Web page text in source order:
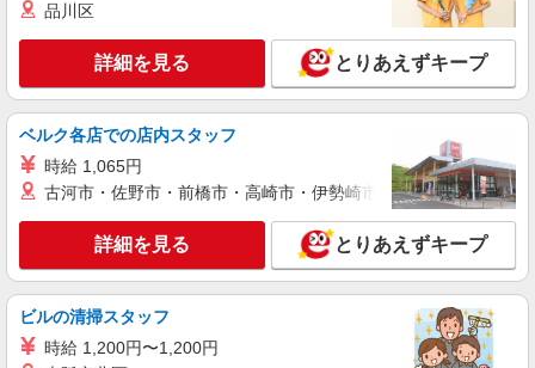
神奈川県横浜市保土ヶ谷区天王町1-30-14
キープ 詳細を見る
アルバイト パート
伝丸 天王町店
ラーメン店のホール・キッチン
時給1,250円＋交通費支給 ◆22時〜翌5時は時
給1,563円 ◆高校生は時給1,225円 ※研修中も給与
の変動なし
神奈川県横浜市保土ヶ谷区天王町1-30-14
アルバイト パート
品川区
詳細を見る とりあえずキープ
ベルク各店での店内スタッフ
時給 1,065円
古河市・佐野市・前橋市・高崎市・伊勢崎市・太田市・館林市
詳細を見る とりあえずキープ
ビルの清掃スタッフ
時給 1,200円〜1,200円